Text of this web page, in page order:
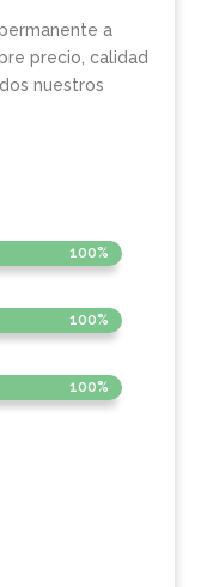
a
precio, calidad
nuestros
100%
100%
100%
100%
100%
100%